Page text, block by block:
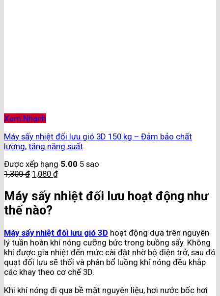
Xem Nhanh
Máy sấy nhiệt đối lưu gió 3D 150 kg – Đảm bảo chất
lượng, tăng năng suất
Được xếp hạng 5.00 5 sao
1,300₫ 1,080 ₫
Máy sấy nhiệt đối lưu hoạt động như
thế nào?
Máy sấy nhiệt đối lưu gió 3D hoạt động dựa trên nguyên
lý tuần hoàn khí nóng cưỡng bức trong buồng sấy. Không
khí được gia nhiệt đến mức cài đặt nhờ bộ điện trở, sau đó
quạt đối lưu sẽ thổi và phân bổ luồng khí nóng đều khắp
các khay theo cơ chế 3D.
Khi khí nóng đi qua bề mặt nguyên liệu, hơi nước bốc hơi